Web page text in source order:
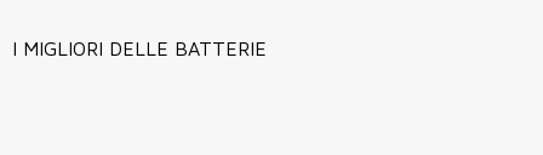
I MIGLIORI DELLE BATTERIE